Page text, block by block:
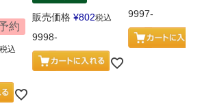
約
税込
販売価格 ¥802税込
9998-
9997-